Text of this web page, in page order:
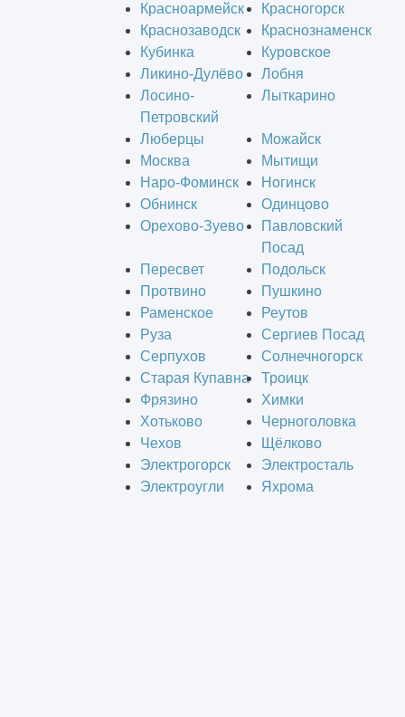
Красноармейск
Красногорск
Краснозаводск
Краснознаменск
Кубинка
Куровское
Ликино-Дулёво
Лобня
Лосино-
Петровский
Лыткарино
Люберцы
Можайск
Москва
Мытищи
Наро-Фоминск
Ногинск
Обнинск
Одинцово
Орехово-Зуево
Павловский
Посад
Пересвет
Подольск
Протвино
Пушкино
Раменское
Реутов
Руза
Сергиев Посад
Серпухов
Солнечногорск
Старая Купавна
Троицк
Фрязино
Химки
Хотьково
Черноголовка
Чехов
Щёлково
Электрогорск
Электросталь
Электроугли
Яхрома